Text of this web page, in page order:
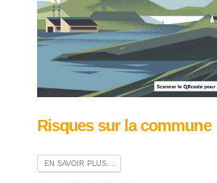
Risques sur la commune
EN SAVOIR PLUS...